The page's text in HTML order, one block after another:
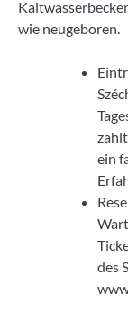
wie neugeboren.
ein
des